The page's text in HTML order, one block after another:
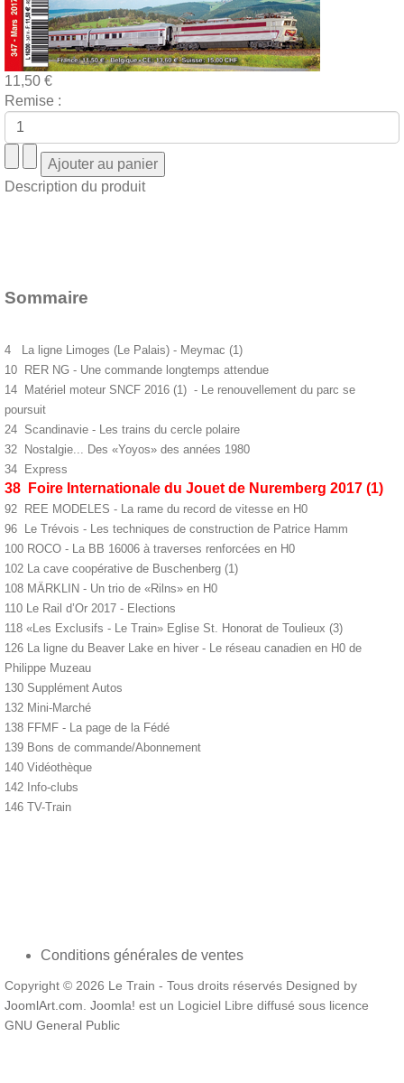
11,50 €
Remise :
Description du produit
Sommaire
4 La ligne Limoges (Le Palais) - Meymac (1)
10 RER NG - Une commande longtemps attendue
14 Matériel moteur SNCF 2016 (1) - Le renouvellement du parc se
poursuit
24 Scandinavie - Les trains du cercle polaire
32 Nostalgie... Des «Yoyos» des années 1980
34 Express
38 Foire Internationale du Jouet de Nuremberg 2017 (1)
92 REE MODELES - La rame du record de vitesse en H0
96 Le Trévois - Les techniques de construction de Patrice Hamm
100 ROCO - La BB 16006 à traverses renforcées en H0
102 La cave coopérative de Buschenberg (1)
108 MÄRKLIN - Un trio de «Rilns» en H0
110 Le Rail d’Or 2017 - Elections
118 «Les Exclusifs - Le Train» Eglise St. Honorat de Toulieux (3)
126 La ligne du Beaver Lake en hiver - Le réseau canadien en H0 de
Philippe Muzeau
130 Supplément Autos
132 Mini-Marché
138 FFMF - La page de la Fédé
139 Bons de commande/Abonnement
140 Vidéothèque
142 Info-clubs
146 TV-Train
Conditions générales de ventes
Copyright © 2026 Le Train - Tous droits réservés Designed by
JoomlArt.com. Joomla! est un Logiciel Libre diffusé sous licence
GNU General Public